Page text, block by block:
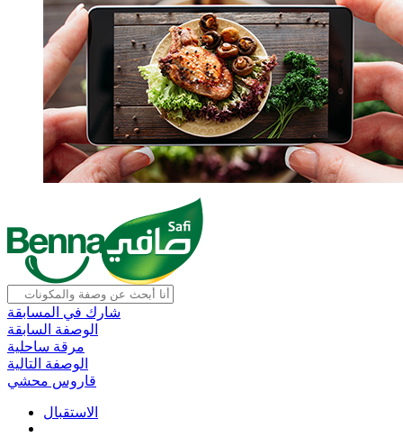
شارك في المسابقة
الوصفة السابقة
مرقة ساحلية
الوصفة التالية
قاروس محشي
الاستقبال